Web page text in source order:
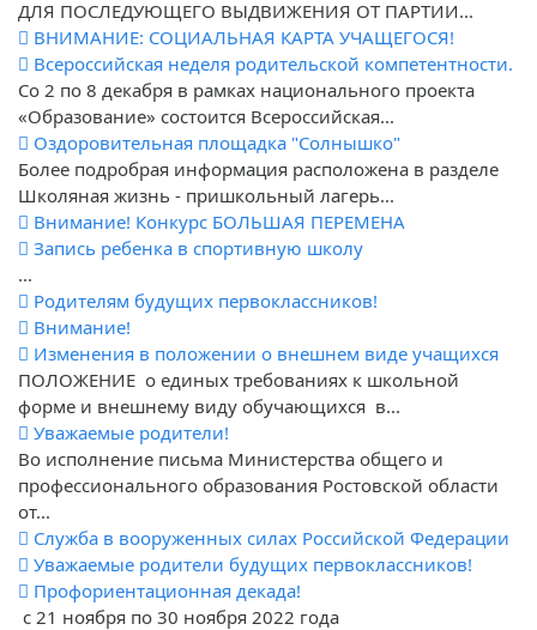
ДЛЯ ПОСЛЕДУЮЩЕГО ВЫДВИЖЕНИЯ ОТ ПАРТИИ...
ВНИМАНИЕ: СОЦИАЛЬНАЯ КАРТА УЧАЩЕГОСЯ!
Всероссийская неделя родительской компетентности.
Со 2 по 8 декабря в рамках национального проекта
«Образование» состоится Всероссийская...
Оздоровительная площадка "Солнышко"
Более подробрая информация расположена в разделе
Школяная жизнь - пришкольный лагерь...
Внимание! Конкурс БОЛЬШАЯ ПЕРЕМЕНА
Запись ребенка в спортивную школу
...
Родителям будущих первоклассников!
Внимание!
Изменения в положении о внешнем виде учащихся
ПОЛОЖЕНИЕ о единых требованиях к школьной
форме и внешнему виду обучающихся в...
Уважаемые родители!
Во исполнение письма Министерства общего и
профессионального образования Ростовской области
от...
Служба в вооруженных силах Российской Федерации
Уважаемые родители будущих первоклассников!
Профориентационная декада!
с 21 ноября по 30 ноября 2022 года